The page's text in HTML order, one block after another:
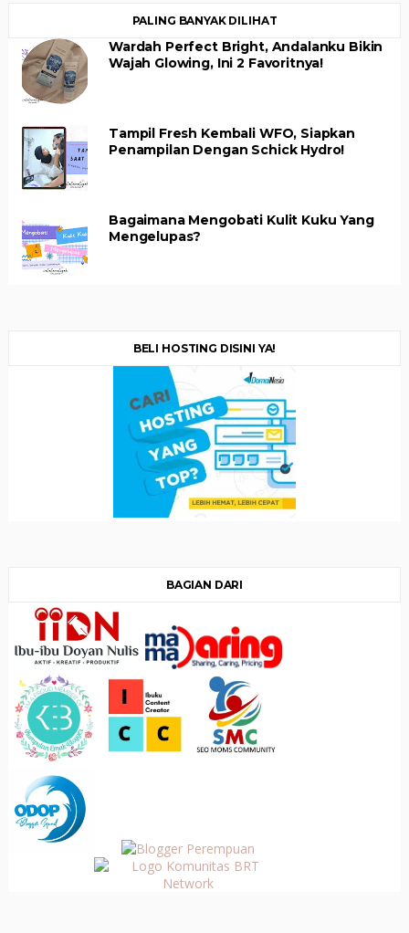
PALING BANYAK DILIHAT
Wardah Perfect Bright, Andalanku Bikin
Wajah Glowing, Ini 2 Favoritnya!
Tampil Fresh Kembali WFO, Siapkan
Penampilan Dengan Schick Hydro!
Bagaimana Mengobati Kulit Kuku Yang
Mengelupas?
BELI HOSTING DISINI YA!
BAGIAN DARI